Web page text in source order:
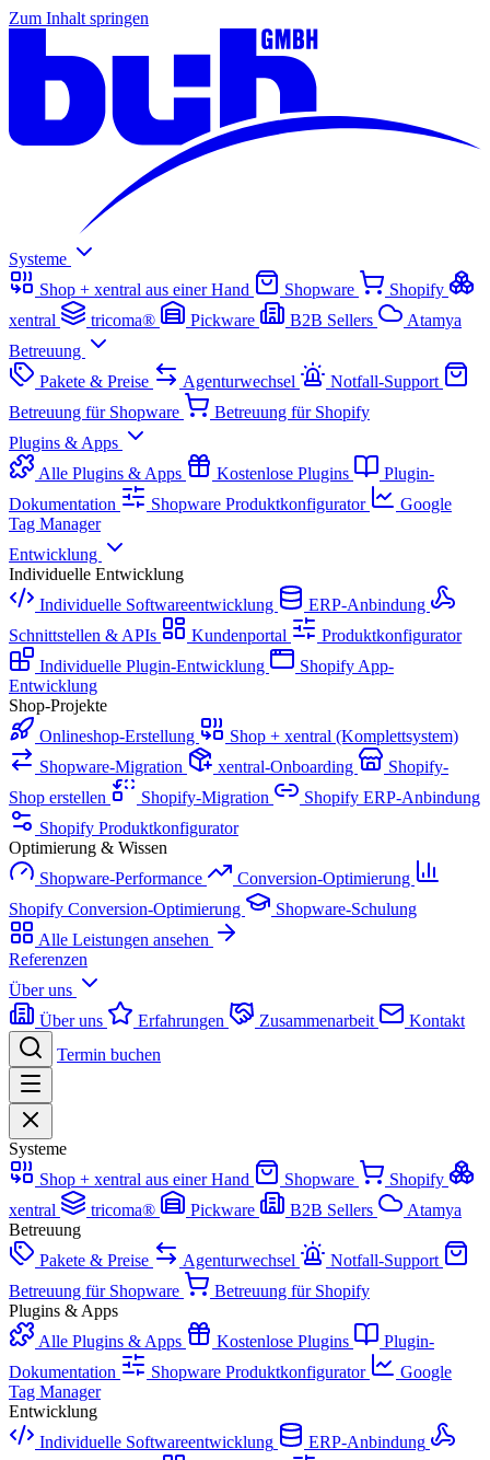
Zum Inhalt springen
Systeme
Shop + xentral aus einer Hand
Shopware
Shopify
xentral
tricoma® Pickware B2B Sellers
Atamya
Betreuung
Pakete & Preise
Agenturwechsel
Notfall-Support
Betreuung für Shopware
Betreuung für Shopify
Plugins & Apps
Alle Plugins & Apps
Kostenlose Plugins
Plugin-
Dokumentation
Shopware Produktkonfigurator
Google
Tag Manager
Entwicklung
Individuelle Entwicklung
Individuelle Softwareentwicklung
ERP-Anbindung
Schnittstellen & APIs
Kundenportal
Produktkonfigurator
Individuelle Plugin-Entwicklung
Shopify App-
Entwicklung
Shop-Projekte
Onlineshop-Erstellung
Shop + xentral (Komplettsystem)
Shopware-Migration
xentral-Onboarding
Shopify-
Shop erstellen
Shopify-Migration
Shopify ERP-Anbindung
Shopify Produktkonfigurator
Optimierung & Wissen
Shopware-Performance
Conversion-Optimierung
Shopify Conversion-Optimierung
Shopware-Schulung
Alle Leistungen ansehen
Referenzen
Über uns
Über uns
Erfahrungen Zusammenarbeit
Kontakt
Termin buchen
Systeme
Shop + xentral aus einer Hand
Shopware
Shopify
xentral
tricoma® Pickware B2B Sellers
Atamya
Betreuung
Pakete & Preise
Agenturwechsel
Notfall-Support
Betreuung für Shopware
Betreuung für Shopify
Plugins & Apps
Alle Plugins & Apps
Kostenlose Plugins
Plugin-
Dokumentation
Shopware Produktkonfigurator
Google
Tag Manager
Entwicklung
Individuelle Softwareentwicklung
ERP-Anbindung